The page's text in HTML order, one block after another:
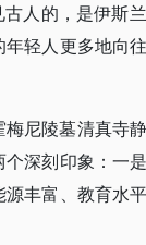
人的，是伊斯
轻人更多地向
尼陵墓清真寺
深刻印象：一
丰富、教育水